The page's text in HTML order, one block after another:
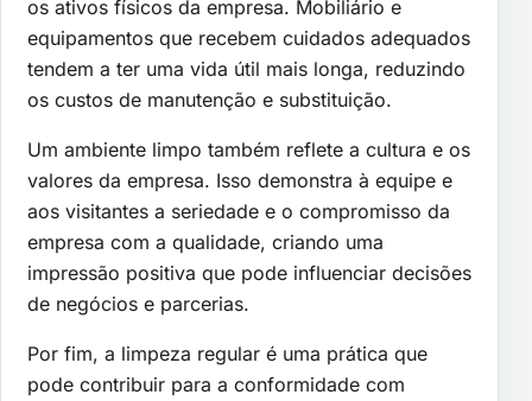
os ativos físicos da empresa. Mobiliário e
equipamentos que recebem cuidados adequados
tendem a ter uma vida útil mais longa, reduzindo
os custos de manutenção e substituição.
Um ambiente limpo também reflete a cultura e os
valores da empresa. Isso demonstra à equipe e
aos visitantes a seriedade e o compromisso da
empresa com a qualidade, criando uma
impressão positiva que pode influenciar decisões
de negócios e parcerias.
Por fim, a limpeza regular é uma prática que
pode contribuir para a conformidade com